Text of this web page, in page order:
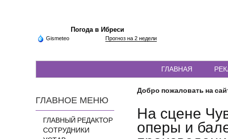
Погода в Ибреси
Gismeteo Прогноз на 2 недели
ГЛАВНАЯ
ГЛАВНОЕ МЕНЮ
ГЛАВНЫЙ РЕДАКТОР
СОТРУДНИКИ
Добро пожаловать на
На сцене
оперы и